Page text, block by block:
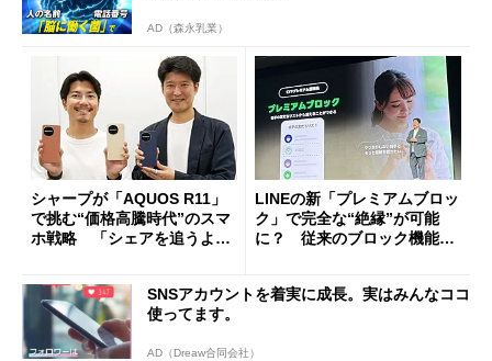
AD（森永乳業）
シャープが「AQUOS R11」
で挑む“価格高騰時代”のスマ
ホ戦略 「シェアを追うより
LINEの新「プレミアムブロッ
ク」で完全な“絶縁”が可能
に？ 従来のブロック機能と
SNSアカウントを着実に成長。実はみんなココ
使ってます。
AD（Dreaw合同会社）